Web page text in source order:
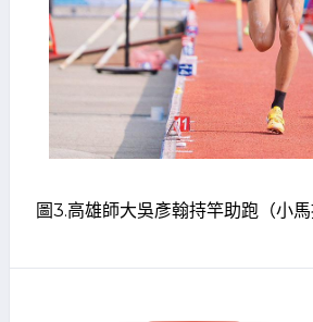
圖3.高雄師大吳彥翰持竿助跑（小馬